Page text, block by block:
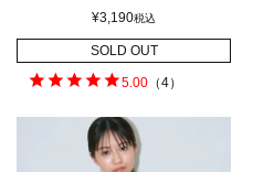
¥3,190税込
SOLD OUT
5.00 （4）